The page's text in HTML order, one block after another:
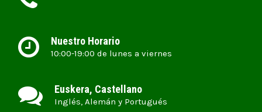
Nuestro Horario
10:00-19:00 de lunes a viernes
Euskera, Castellano
Inglés, Alemán y Portugués